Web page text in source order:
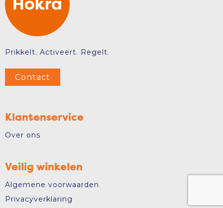
Prikkelt. Activeert. Regelt.
Contact
Klantenservice
Over ons
Veilig winkelen
Algemene voorwaarden
Privacyverklaring